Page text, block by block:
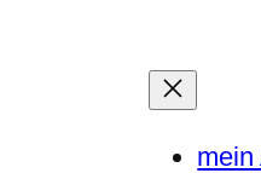
mein